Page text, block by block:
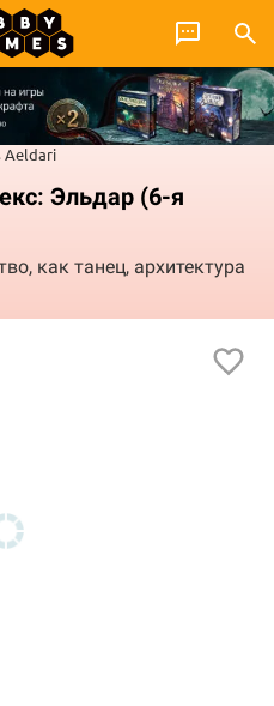
Aeldari
Эльдар (6-я
как танец, архитектура